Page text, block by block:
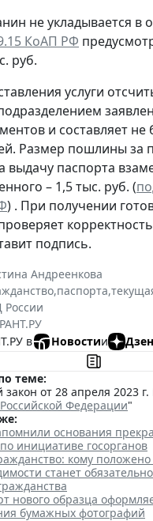
не укладывается в
КоАП РФ
руб.
услуги
и составляет не
Размер пошлины за
выдачу паспорта
– 1,5 тыс. руб. (
) . При получении
подпись.
Андреенкова
,паспорта,
в
Новостии Дзен
теме:
от 28 апреля 2023
Федерации"
основания
инициативе госорганов
кому
станет
нового образца
бумажных фотографий